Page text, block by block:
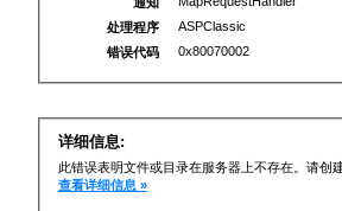
处理程序
ASPClassic
错误代码
0x80070002
详细信息:
此错误表明文件或目录在服务器上不存在。请创
查看详细信息 »